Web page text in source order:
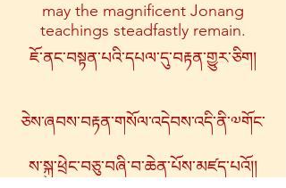
may the magnificent Jonang
teachings steadfastly remain.
ཇོ་ནང་བསྟན་པའི་དཔལ་དུ་བརྟན་གྱུར་ཅིག།
ཅེས་ཞབས་བརྟན་གསོལ་འདེབས་འདི་ནི་༧གོང་
ས་སྐུ་ཕྲེང་བཅུ་བཞི་བ་ཆེན་པོས་མཛད་པའོ།།